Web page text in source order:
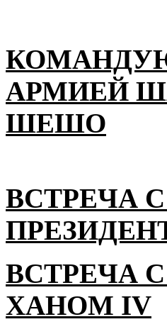
АРМИЕЙ
ШЕШО
ВСТРЕЧА
ВСТРЕЧА
ХАНОМ IV